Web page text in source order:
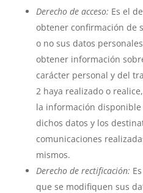
Derecho de acceso: Es el
obtener confirmación de
o no sus datos
obtener información
carácter personal y del
2 haya realizado o
la información
dichos datos y los
comunicaciones
mismos.
Derecho de rectificación:
que se modifiquen sus